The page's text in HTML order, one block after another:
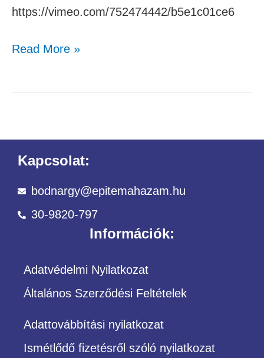
https://vimeo.com/752474442/b5e1c01ce6
Read More »
Kapcsolat:
bodnargy@epitemahazam.hu
30-9820-797
Információk:
Adatvédelmi Nyilatkozat
Általános Szerződési Feltételek
Adattovábbítási nyilatkozat
Ismétlődő fizetésről szóló nyilatkozat